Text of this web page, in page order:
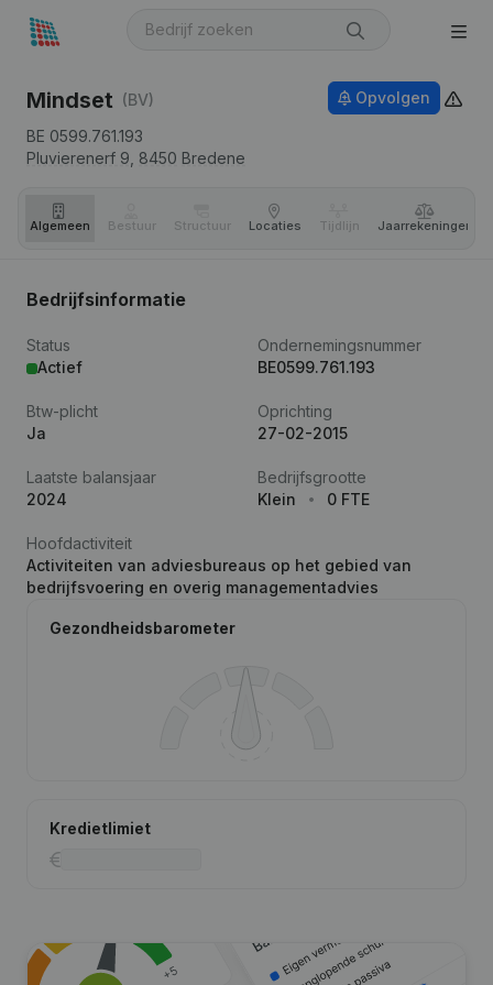
Mindset (BV)
BE 0599.761.193
Pluvierenerf 9, 8450 Bredene
Opvolgen
Algemeen Bestuur Structuur Locaties Tijdlijn Jaar­rekeningen
Bedrijfsinformatie
Status
Actief
Ondernemingsnummer
BE0599.761.193
Btw-plicht
Ja
Oprichting
27-02-2015
Laatste balansjaar
2024
Bedrijfsgrootte
Klein
0 FTE
Hoofdactiviteit
Activiteiten van adviesbureaus op het gebied van
bedrijfsvoering en overig managementadvies
Gezondheidsbarometer
Kredietlimiet